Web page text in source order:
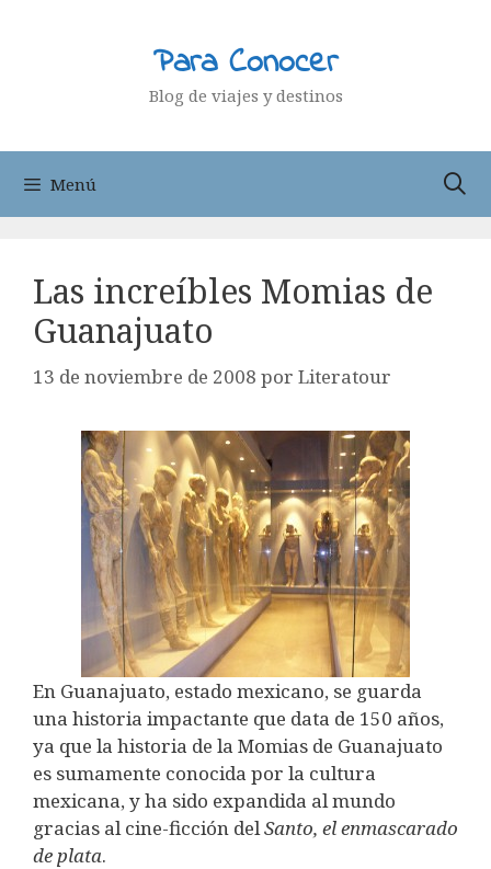
Para Conocer
Blog de viajes y destinos
Menú
Las increíbles Momias de
Guanajuato
13 de noviembre de 2008 por Literatour
En Guanajuato, estado mexicano, se guarda
una historia impactante que data de 150 años,
ya que la historia de la Momias de Guanajuato
es sumamente conocida por la cultura
mexicana, y ha sido expandida al mundo
gracias al cine-ficción del Santo, el enmascarado
de plata.